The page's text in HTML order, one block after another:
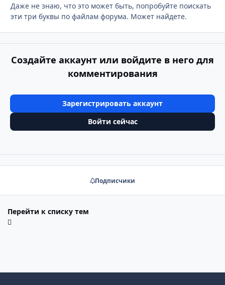
Даже не знаю, что это может быть, попробуйте поискать
эти три буквы по файлам форума. Может найдете.
Создайте аккаунт или войдите в него для
комментирования
Зарегистрировать аккаунт
Войти сейчас
Подписчики
Перейти к списку тем